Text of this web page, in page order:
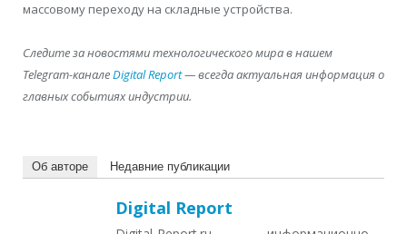
массовому переходу на складные устройства.
Следите за новостями технологического мира в нашем
Telegram-каналеDigital Report— всегда актуальная информация о
главных событиях индустрии.
Об авторе Недавние публикации
Digital Report